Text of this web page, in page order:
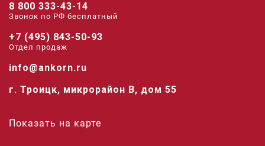
8 800 333-43-14
Звонок по РФ беcплатный
+7 (495) 843-50-93
Отдел продаж
info@ankorn.ru
г. Троицк, микрорайон В, дом 55
Показать на карте